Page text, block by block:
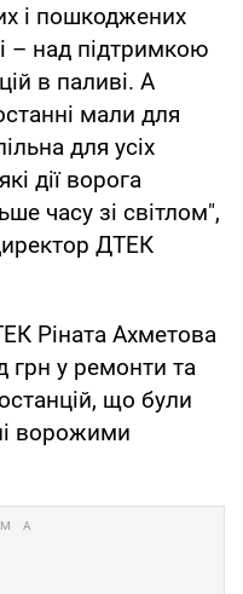
і пошкоджених
– над підтримкою
в паливі. А
мали для
для усіх
дії ворога
часу зі світлом",
ДТЕК
Ріната Ахметова
грн у ремонти та
що були
ворожими